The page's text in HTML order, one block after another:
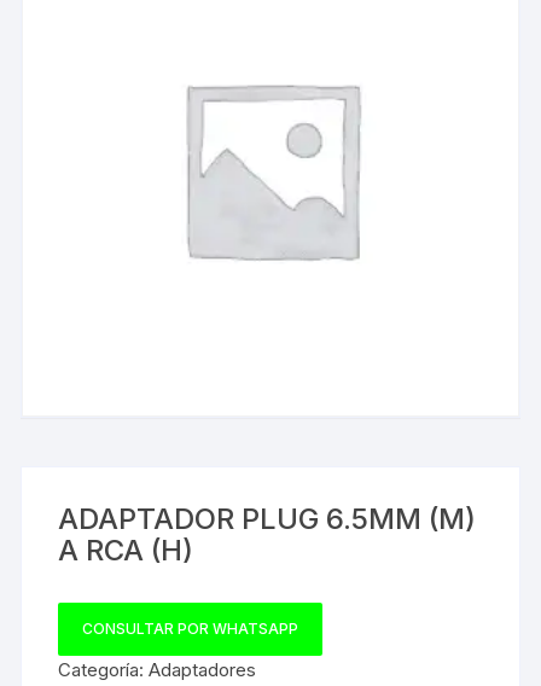
ADAPTADOR PLUG 6.5MM (M)
A RCA (H)
CONSULTAR POR WHATSAPP
Categoría:Adaptadores